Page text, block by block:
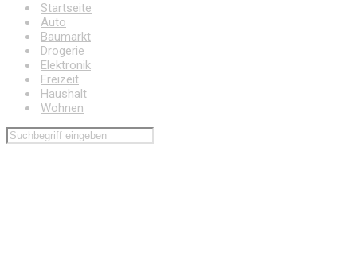
Startseite
Auto
Baumarkt
Drogerie
Elektronik
Freizeit
Haushalt
Wohnen